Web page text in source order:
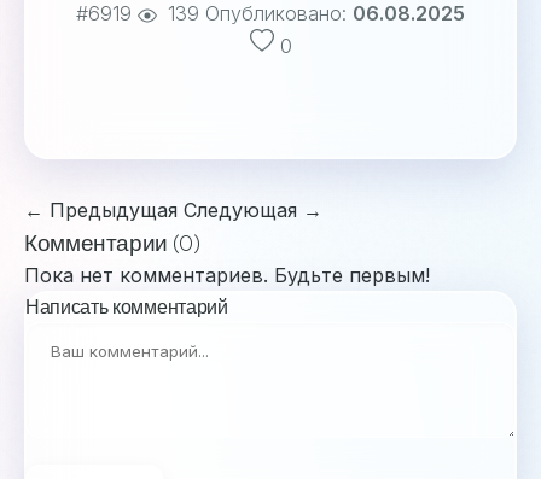
#6919 139 Опубликовано: 06.08.2025
0
← Предыдущая Следующая →
Комментарии (0)
Пока нет комментариев. Будьте первым!
Написать комментарий